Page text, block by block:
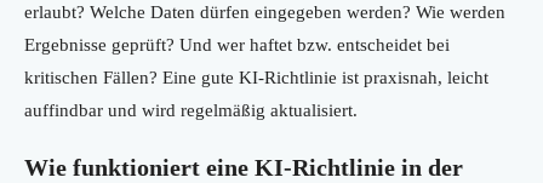
erlaubt? Welche Daten dürfen eingegeben werden? Wie werden
Ergebnisse geprüft? Und wer haftet bzw. entscheidet bei
kritischen Fällen? Eine gute KI-Richtlinie ist praxisnah, leicht
auffindbar und wird regelmäßig aktualisiert.
Wie funktioniert eine KI-Richtlinie in der